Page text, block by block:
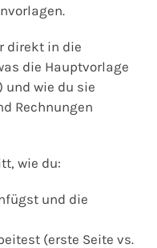
direkt in die
die Hauptvorlage
wie du sie
Rechnungen
wie du:
und die
(erste Seite vs.